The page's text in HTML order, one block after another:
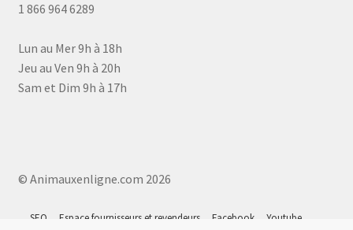
1 866 964 6289
Lun au Mer 9h à 18h
Jeu au Ven 9h à 20h
Sam et Dim 9h à 17h
© Animauxenligne.com 2026
SEO Espace fournisseurs et revendeurs Facebook Youtube